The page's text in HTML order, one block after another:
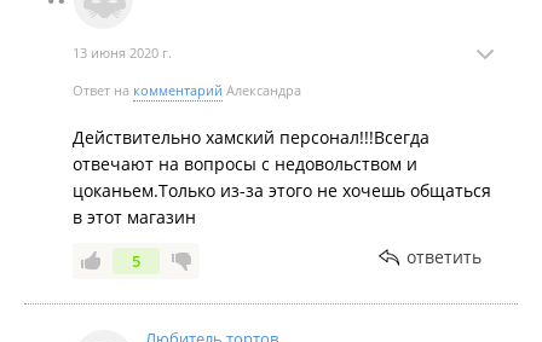
Поэтому было бы удобно в магазине выбирать,
пол года.
себе настроение, больше ни в жизнь. Обучите
так всех клиентов распугаете.
13 июня 2020 г.
Ответ на комментарий Александра
Действительно хамский персонал!!!Всегда
отвечают на вопросы с недовольством и
цоканьем.Только из-за этого не хочешь общаться
в этот магазин
5 ответить